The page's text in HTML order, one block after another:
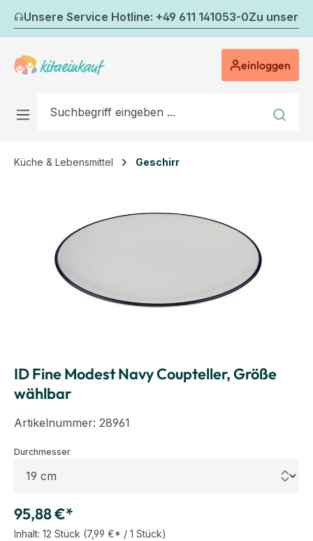
Zum Hauptinhalt springen
Unsere Service Hotline: +49 611 141053-0Zu
einloggen
Küche & Lebensmittel Geschirr
ID Fine Modest Navy Coupteller, Größe
wählbar
Artikelnummer: 28961
Durchmesserauswählen
95,88 €*
Inhalt: 12 Stück (7,99 €* / 1 Stück)